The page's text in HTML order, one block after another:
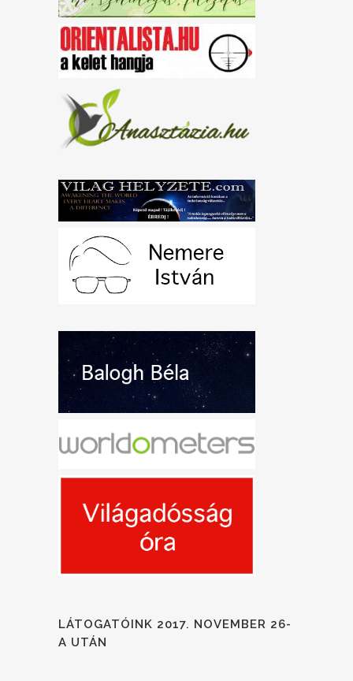
LÁTOGATÓINK 2017. NOVEMBER 26-
A UTÁN